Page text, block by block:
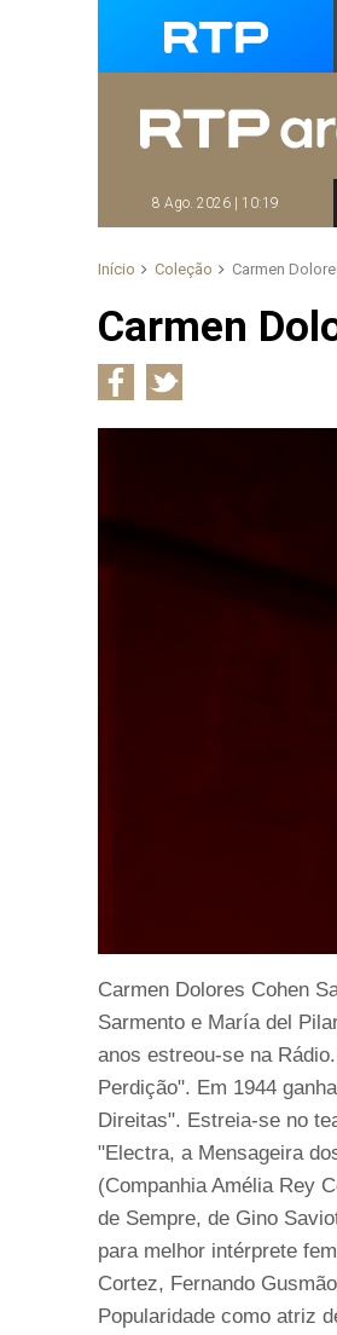
8 Ago. 2026 | 10:19
Início Coleção Carmen
Carmen
Carmen Dolores Cohen
Sarmento e María del
anos estreou-se na
Perdição". Em 1944
Direitas". Estreia-se no
"Electra, a Mensageira
(Companhia Amélia Rey
de Sempre, de Gino
para melhor intérprete
Cortez, Fernando
Popularidade como atriz